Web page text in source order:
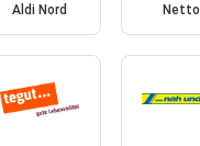
Aldi Nord Netto